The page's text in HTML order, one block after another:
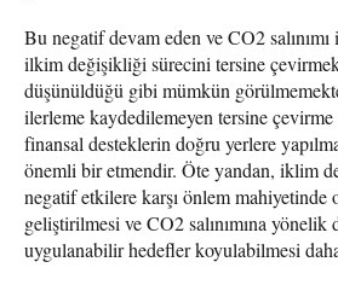
Bu negatif devam eden ve CO2
ilkim değişikliği sürecini tersine
düşünüldüğü gibi mümkün
ilerleme kaydedilemeyen tersine çevirme
finansal desteklerin doğru yerlere
önemli bir etmendir. Öte yandan, iklim
negatif etkilere karşı önlem
geliştirilmesi ve CO2 salınımına
uygulanabilir hedefler koyulabilmesi